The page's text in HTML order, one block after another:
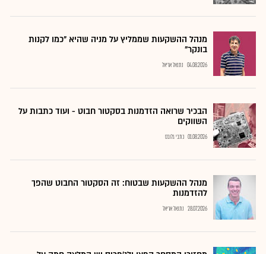
מנהל ההשקעות שממליץ על מניה שהיא "כמו לקנות
בונקר"
04.08.2026 נתנאל אריאל
הבכיר שרואה הזדמנות בסקטור חבוט - ועוד כתבות על
השווקים
01.08.2026 כתבי גלובס
מנהל ההשקעות שבטוח: זה הסקטור החבוט שהפך
להזדמנות
28.07.2026 נתנאל אריאל